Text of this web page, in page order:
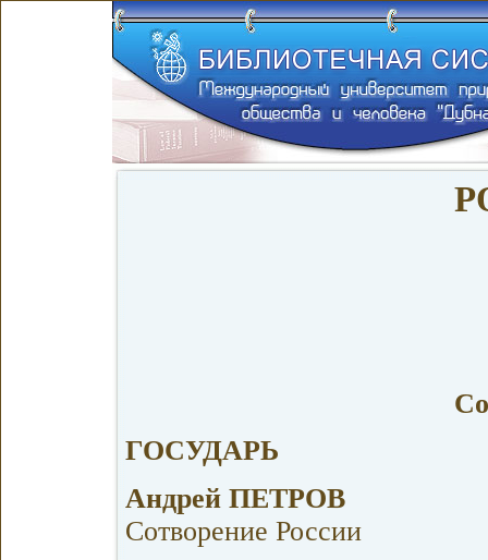
ГОСУДАРЬ
Андрей ПЕТРОВ
Сотворение России